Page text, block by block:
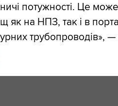
потужності. Це
як на НПЗ, так і в
трубопроводів»,